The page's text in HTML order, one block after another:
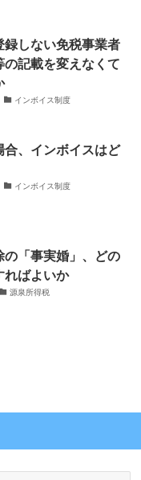
録しない免税事業者
の記載を変えなくて
インボイス制度
合、インボイスはど
インボイス制度
の「事実婚」、どの
ればよいか
源泉所得税